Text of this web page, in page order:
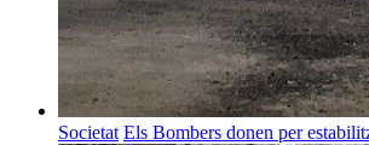
Societat Els Bombers donen per